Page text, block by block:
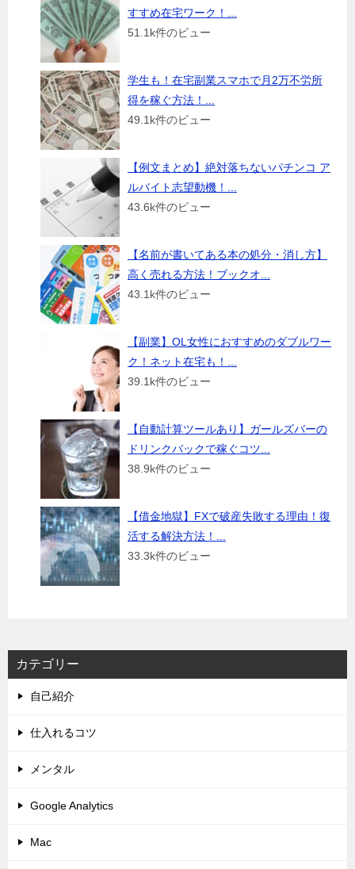
すすめ在宅ワーク！...
51.1k件のビュー
学生も！在宅副業スマホで月2万不労所
得を稼ぐ方法！...
49.1k件のビュー
【例文まとめ】絶対落ちないパチンコ ア
ルバイト志望動機！...
43.6k件のビュー
【名前が書いてある本の処分・消し方】
高く売れる方法！ブックオ...
43.1k件のビュー
【副業】OL女性におすすめのダブルワー
ク！ネット在宅も！...
39.1k件のビュー
【自動計算ツールあり】ガールズバーの
ドリンクバックで稼ぐコツ...
38.9k件のビュー
【借金地獄】FXで破産失敗する理由！復
活する解決方法！...
33.3k件のビュー
カテゴリー
自己紹介
仕入れるコツ
メンタル
Google Analytics
Mac